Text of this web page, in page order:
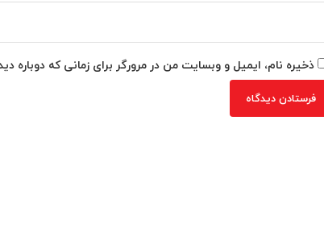
ذخیره نام، ایمیل و وبسایت من در مرورگر برای زمانی که دوباره